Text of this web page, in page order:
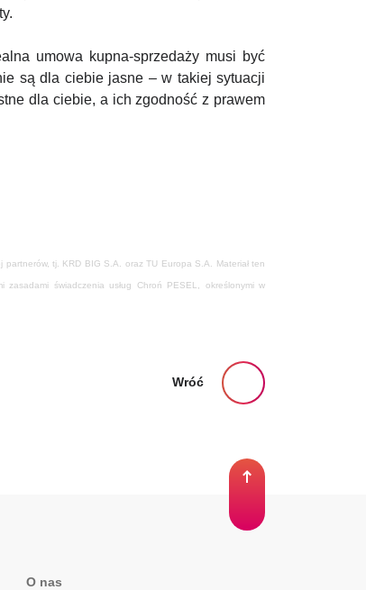
umowa kupna-sprzedaży musi być
są dla ciebie jasne – w takiej sytuacji
dla ciebie, a ich zgodność z prawem
tj. KRD BIG S.A. oraz TU Europa S.A. Materiał ten
świadczenia usług Chroń PESEL, określonymi w
Wróć
O nas